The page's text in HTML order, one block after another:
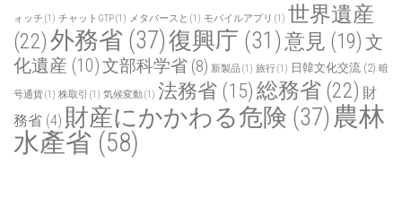
ォッチ (1) チャットGTP(1) メタバースと (1) モバイルアプリ (1) 世界遺産
(22)外務省 (37)復興庁 (31)意見 (19) 文
化遺産 (10)文部科学省 (8) 新製品(1) 旅行(1) 日韓文化交流 (2) 暗
号通貨(1) 株取引 (1) 気候変動(1) 法務省 (15) 総務省 (22) 財
務省 (4) 財産にかかわる危険 (37) 農林
水產省 (58)